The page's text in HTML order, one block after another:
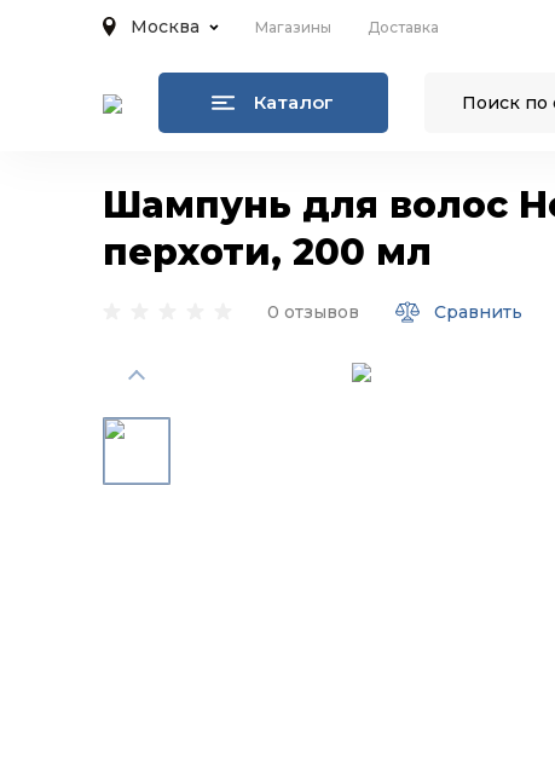
Москва Магазины Доставка
Каталог
Шампунь для волос
перхоти, 200 мл
0 отзывов Сравнить